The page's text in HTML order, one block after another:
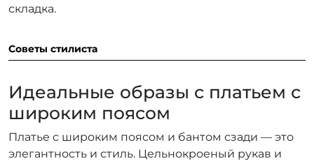
Советы стилиста
Идеальные образы с платьем с
широким поясом
Платье с широким поясом и бантом сзади — это
элегантность и стиль. Цельнокроеный рукав и
складка.